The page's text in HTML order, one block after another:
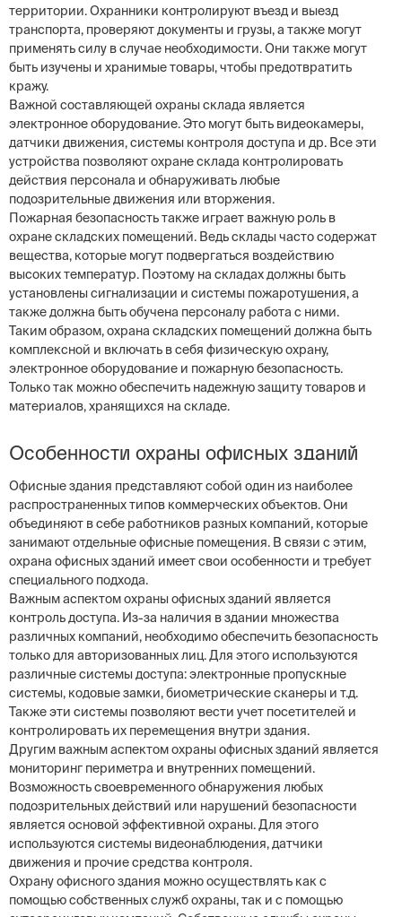
территории. Охранники контролируют въезд и выезд
транспорта, проверяют документы и грузы, а также могут
применять силу в случае необходимости. Они также могут
быть изучены и хранимые товары, чтобы предотвратить
кражу.
Важной составляющей охраны склада является
электронное оборудование. Это могут быть видеокамеры,
датчики движения, системы контроля доступа и др. Все эти
устройства позволяют охране склада контролировать
действия персонала и обнаруживать любые
подозрительные движения или вторжения.
Пожарная безопасность также играет важную роль в
охране складских помещений. Ведь склады часто содержат
вещества, которые могут подвергаться воздействию
высоких температур. Поэтому на складах должны быть
установлены сигнализации и системы пожаротушения, а
также должна быть обучена персоналу работа с ними.
Таким образом, охрана складских помещений должна быть
комплексной и включать в себя физическую охрану,
электронное оборудование и пожарную безопасность.
Только так можно обеспечить надежную защиту товаров и
материалов, хранящихся на складе.
Особенности охраны офисных зданий
Офисные здания представляют собой один из наиболее
распространенных типов коммерческих объектов. Они
объединяют в себе работников разных компаний, которые
занимают отдельные офисные помещения. В связи с этим,
охрана офисных зданий имеет свои особенности и требует
специального подхода.
Важным аспектом охраны офисных зданий является
контроль доступа. Из-за наличия в здании множества
различных компаний, необходимо обеспечить безопасность
только для авторизованных лиц. Для этого используются
различные системы доступа: электронные пропускные
системы, кодовые замки, биометрические сканеры и т.д.
Также эти системы позволяют вести учет посетителей и
контролировать их перемещения внутри здания.
Другим важным аспектом охраны офисных зданий является
мониторинг периметра и внутренних помещений.
Возможность своевременного обнаружения любых
подозрительных действий или нарушений безопасности
является основой эффективной охраны. Для этого
используются системы видеонаблюдения, датчики
движения и прочие средства контроля.
Охрану офисного здания можно осуществлять как с
помощью собственных служб охраны, так и с помощью